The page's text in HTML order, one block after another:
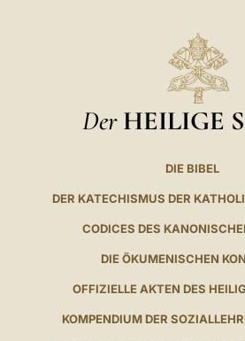
Der HEILIGE
DIE BIBEL
DER KATECHISMUS DER
CODICES DES
DIE ÖKUMENISCHEN
OFFIZIELLE AKTEN DES
KOMPENDIUM DER